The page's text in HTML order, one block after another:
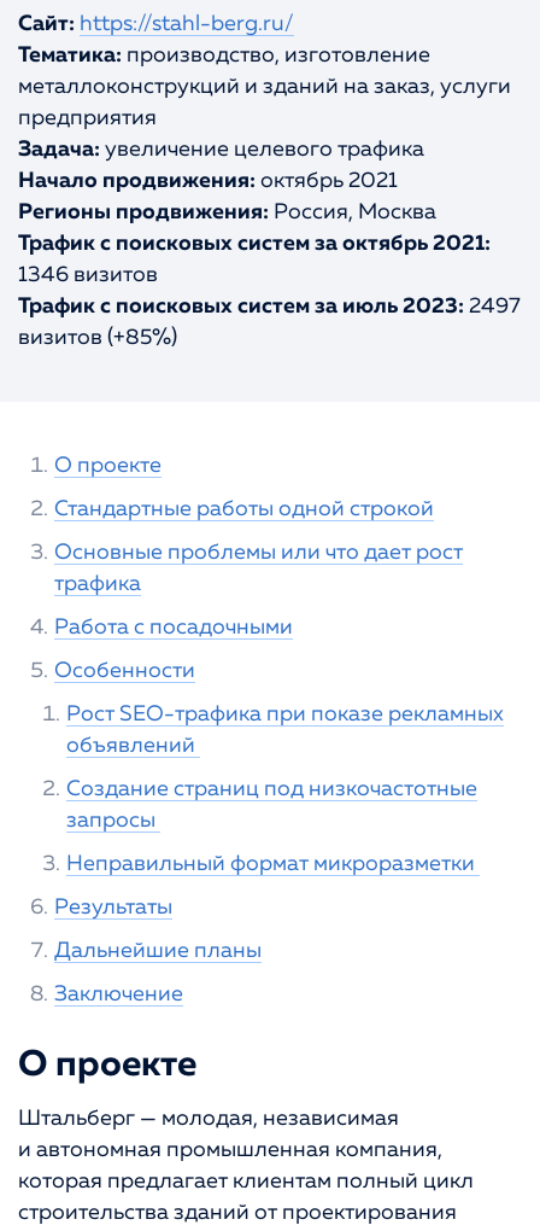
Портфолио
КОНТАКТЫ
Сайт: https://stahl-berg.ru/
Тематика: производство, изготовление
металлоконструкций и зданий на заказ, услуги
предприятия
Задача: увеличение целевого трафика
Начало продвижения: октябрь 2021
Регионы продвижения: Россия, Москва
Трафик с поисковых систем за октябрь 2021:
1346 визитов
Трафик с поисковых систем за июль 2023: 2497
визитов (+85%)
О проекте
Стандартные работы одной строкой
Основные проблемы или что дает рост
трафика
Работа с посадочными
Особенности
Рост SEO-трафика при показе рекламных
объявлений
Создание страниц под низкочастотные
запросы
Неправильный формат микроразметки
Результаты
Дальнейшие планы
Заключение
О проекте
Штальберг — молодая, независимая
и автономная промышленная компания,
которая предлагает клиентам полный цикл
строительства зданий от проектирования